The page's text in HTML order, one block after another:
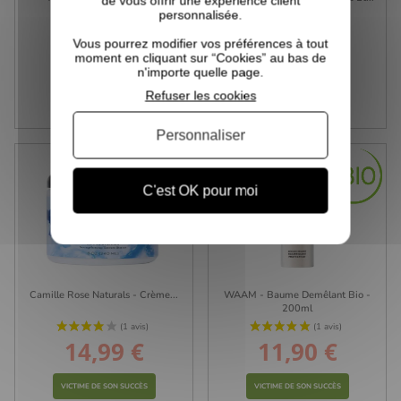
Prix
9,99 €
VICTIME DE SON SUCCÈS
Prix
16,90 €
Camille Rose Naturals - Crème...
Prix
14,99 €
VICTIME DE SON SUCCÈS
WAAM - Baume Demêlant Bio -
200ml
Prix
11,90 €
VICTIME DE SON SUCCÈS
personnalisée.
Vous pourrez modifier vos préférences à tout
moment en cliquant sur “Cookies” au bas de
n'importe quelle page.
C'est OK pour moi
Refuser les cookies
Personnaliser